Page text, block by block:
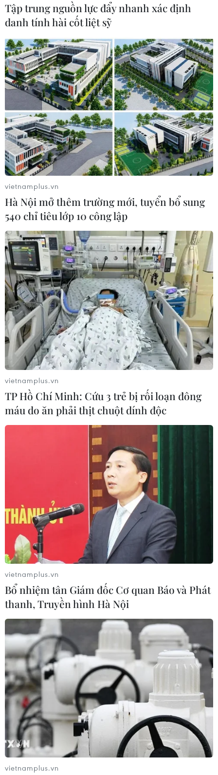
HLV Mai Đức Chung luôn đưa chỉ đạo cần thiết để các học trò
có thể giành thế chủ các trong các tình huống. (Ảnh: Minh
Quyết/TTXVN)
Đến phút 76, Thanh Nhã tự tin đi bóng bên cánh phải rồi dứt
điểm tinh tế vượt qua tầm với thủ thành Myanmar để nâng tỷ
số lên 2-0 cho Đội tuyển Nữ Việt Nam. (Ảnh: Minh
Quyết/TTXVN)
Niềm vui của các cầu thủ Việt Nam ghi Thanh Nhã nâng tỷ số
lên 2-0. (Ảnh: Minh Quyết/TTXVN)
Niềm vui của các cầu thủ nữ Việt Nam khi có chiến thắng trước
Myanmar để giành HCV SEA Games 32. (Ảnh: Minh
Quyết/TTXVN)
Tập trung nguồn lực đẩy nhanh xác định
danh tính hài cốt liệt sỹ
vietnamplus.vn
Hà Nội mở thêm trường mới, tuyển bổ sung
540 chỉ tiêu lớp 10 công lập
vietnamplus.vn
TP Hồ Chí Minh: Cứu 3 trẻ bị rối loạn đông
máu do ăn phải thịt chuột dính độc
vietnamplus.vn
Bổ nhiệm tân Giám đốc Cơ quan Báo và Phát
thanh, Truyền hình Hà Nội
vietnamplus.vn